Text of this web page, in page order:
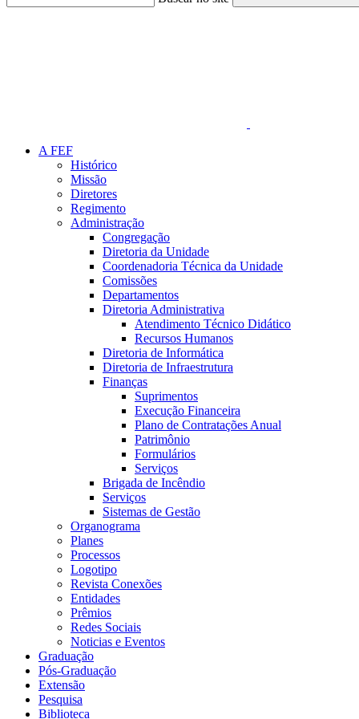
A FEF
Histórico
Missão
Diretores
Regimento
Administração
Congregação
Diretoria da Unidade
Coordenadoria Técnica da Unidade
Comissões
Departamentos
Diretoria Administrativa
Atendimento Técnico Didático
Recursos Humanos
Diretoria de Informática
Diretoria de Infraestrutura
Finanças
Suprimentos
Execução Financeira
Plano de Contratações Anual
Patrimônio
Formulários
Serviços
Brigada de Incêndio
Serviços
Sistemas de Gestão
Organograma
Planes
Processos
Logotipo
Revista Conexões
Entidades
Prêmios
Redes Sociais
Noticias e Eventos
Graduação
Pós-Graduação
Extensão
Pesquisa
Biblioteca